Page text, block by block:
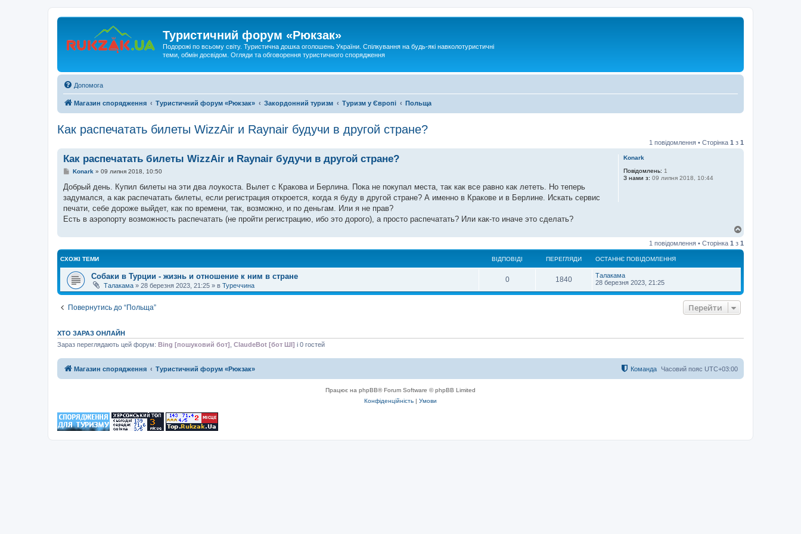
Туристичний форум «Рюкзак»
Подорожі по всьому світу. Туристична дошка оголошень України. Спілкування на будь-які навколотуристичні
теми, обмін досвідом. Огляди та обговорення туристичного спорядження
Допомога
Магазин спорядження Туристичний форум «Рюкзак» Закордонний туризм Туризм у Європі Польща
Как распечатать билеты WizzAir и Raynair будучи в другой стране?
1 повідомлення • Сторінка 1 з 1
Konark
Повідомлень: 1
З нами з: 09 липня 2018, 10:44
Как распечатать билеты WizzAir и Raynair будучи в другой стране?
П
в
д
о
л
я
Konark » 09 липня 2018, 10:50
Добрый день. Купил билеты на эти два лоукоста. Вылет с Кракова и Берлина. Пока не покупал места, так как все равно как лететь. Но теперь
задумался, а как распечатать билеты, если регистрация откроется, когда я буду в другой стране? А именно в Кракове и в Берлине. Искать сервис
печати, себе дороже выйдет, как по времени, так, возможно, и по деньгам. Или я не прав?
Есть в аэропорту возможность распечатать (не пройти регистрацию, ибо это дорого), а просто распечатать? Или как-то иначе это сделать?
г
о
1 повідомлення • Сторінка 1 з 1
СХОЖІ ТЕМИ ВІДПОВІДІ ПЕРЕГЛЯДИ ОСТАННЄ ПОВІДОМЛЕННЯ
Собаки в Турции - жизнь и отношение к ним в стране
Талакама » 28 березня 2023, 21:25 » в Туреччина
0 1840
Талакама
28 березня 2023, 21:25
Повернутись до “Польща” Перейти
ХТО ЗАРАЗ ОНЛАЙН
Зараз переглядають цей форум: Bing [пошуковий бот] ClaudeBot [бот ШІ] і 0 гостей
Магазин спорядження Туристичний форум «Рюкзак» Часовий пояс UTC+03:00
Команда
Працює на phpBB® Forum Software © phpBB Limited
Конфіденційність | Умови